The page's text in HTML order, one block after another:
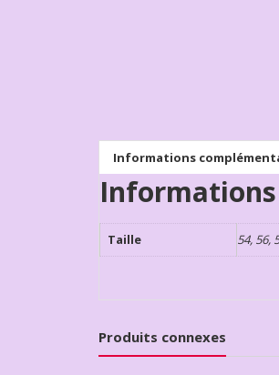
Informations
Taille 54, 56,
Produits connexes